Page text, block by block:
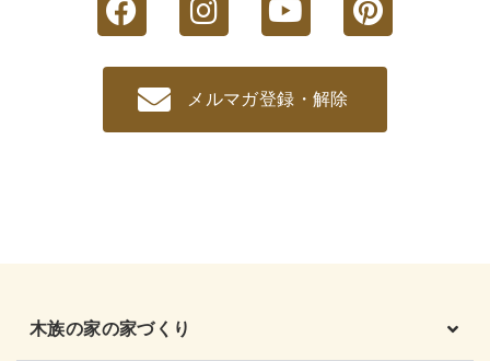
メルマガ登録・解除
木族の家の家づくり